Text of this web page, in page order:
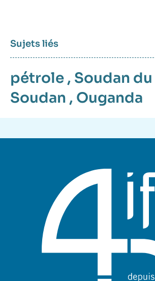
Sujets liés
pétrole , Soudan du
Soudan , Ouganda